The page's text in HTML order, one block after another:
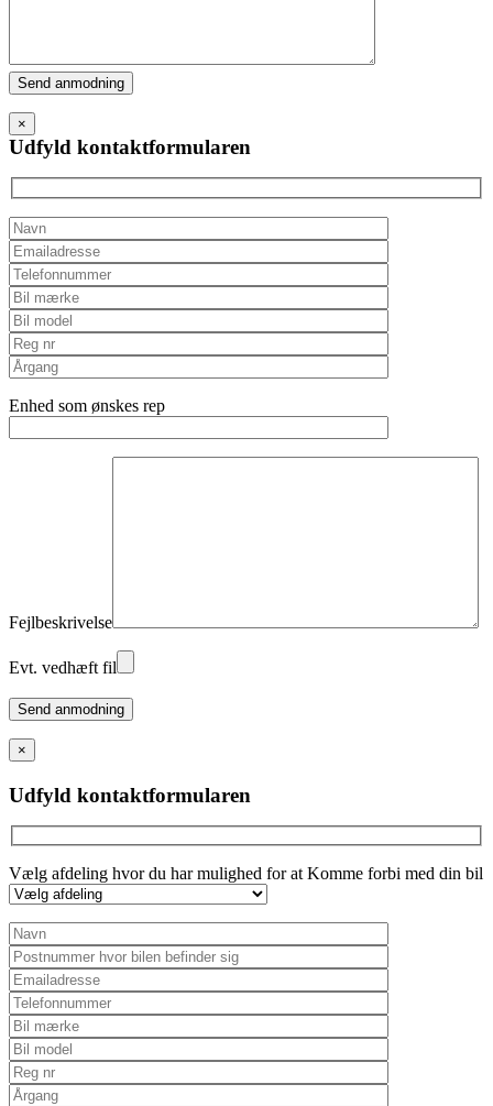
Please
leave
this
field
empty.
×
Udfyld kontaktformularen
Enhed som ønskes rep
Fejlbeskrivelse
Evt. vedhæft fil
Please
leave
this
field
empty.
×
Udfyld kontaktformularen
Vælg afdeling hvor du har mulighed for at Komme forbi med din bil